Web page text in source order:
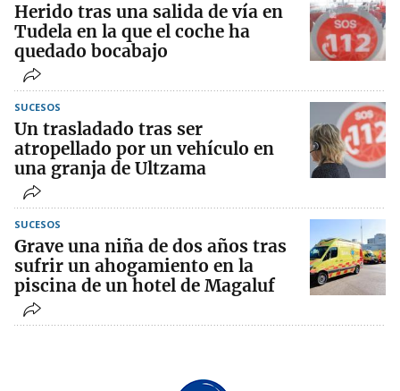
Herido tras una salida de vía en
Tudela en la que el coche ha
quedado bocabajo
SUCESOS
Un trasladado tras ser
atropellado por un vehículo en
una granja de Ultzama
SUCESOS
Grave una niña de dos años tras
sufrir un ahogamiento en la
piscina de un hotel de Magaluf